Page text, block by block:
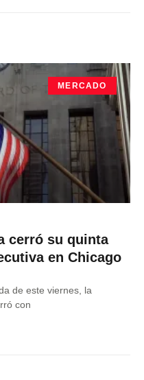
MERCADO
cerró su quinta
en Chicago
de este viernes, la
con